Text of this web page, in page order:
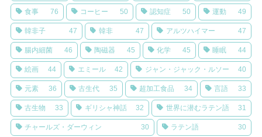
食事 76 コーヒー 50 認知症 50 運動 49
韓非子 47 韓非 47 アルツハイマー 47
腸内細菌 46 陶磁器 45 化学 45 睡眠 44
絵画 44 エミール 42 ジャン・ジャック・ルソー 40
元素 36 古生代 35 超加工食品 34 言語 33
古生物 33 ギリシャ神話 32 世界に潜むラテン語 31
チャールズ・ダーウィン 30 ラテン語 30